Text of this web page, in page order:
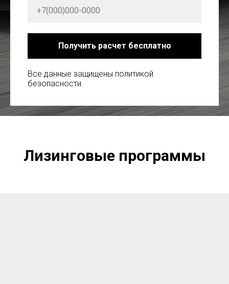
Получить расчет бесплатно
Все данные защищены политикой
безопасности.
Лизинговые программы